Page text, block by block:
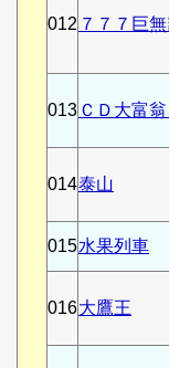
012 ７７７巨
013 ＣＤ大富
014泰山
015水果列車
016大鷹王